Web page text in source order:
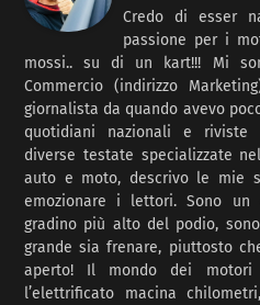
Credo di esser
passione per i
mossi.. su di un kart!!! Mi
Commercio (indirizzo
giornalista da quando avevo
quotidiani nazionali e riviste
diverse testate specializzate
auto e moto, descrivo le mie
emozionare i lettori. Sono un
gradino più alto del podio,
grande sia frenare, piuttosto
aperto! Il mondo dei motori
l’elettrificato macina